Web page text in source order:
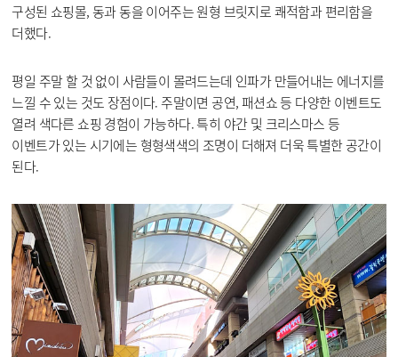
구성된 쇼핑몰, 동과 동을 이어주는 원형 브릿지로 쾌적함과 편리함을
더했다.
평일 주말 할 것 없이 사람들이 몰려드는데 인파가 만들어내는 에너지를
느낄 수 있는 것도 장점이다. 주말이면 공연, 패션쇼 등 다양한 이벤트도
열려 색다른 쇼핑 경험이 가능하다. 특히 야간 및 크리스마스 등
이벤트가 있는 시기에는 형형색색의 조명이 더해져 더욱 특별한 공간이
된다.